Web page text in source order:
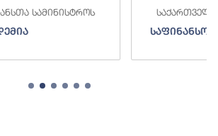
საქართველოს ფინანსთა სამინისტროს
საფინანსო-ანალიტიკური სამსახური